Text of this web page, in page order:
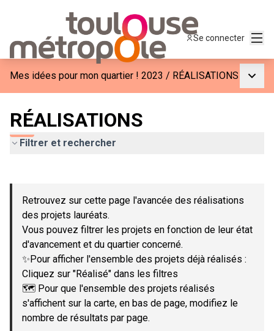
Se connecter
Mes idées pour mon quartier ! 2023 / RÉALISATIONS
RÉALISATIONS
Filtrer et rechercher
−
Retrouvez sur cette page l'avancée des réalisations
des projets lauréats.
Vous pouvez filtrer les projets en fonction de leur état
d'avancement et du quartier concerné.
✨Pour afficher l'ensemble des projets déjà réalisés :
Cliquez sur "Réalisé" dans les filtres
🗺️ Pour que l'ensemble des projets réalisés
s'affichent sur la carte, en bas de page, modifiez le
nombre de résultats par page.